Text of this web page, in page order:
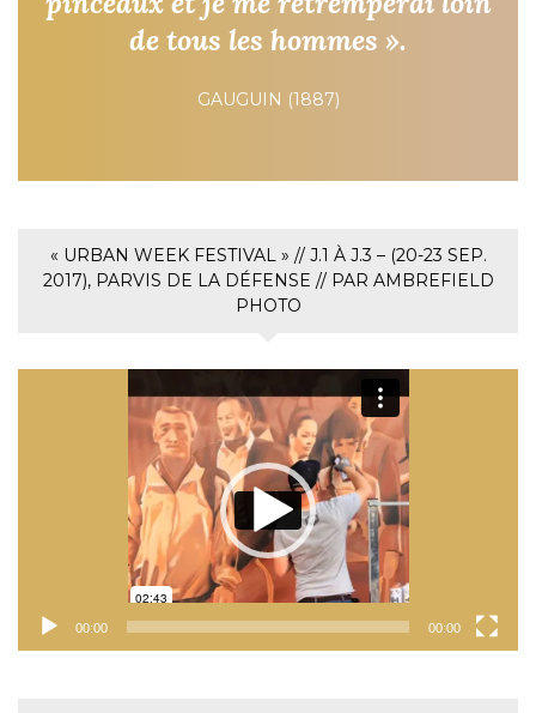
de tous les hommes ».
GAUGUIN (1887)
« URBAN WEEK FESTIVAL » // J.1 À J.3 – (20-23 SEP.
2017), PARVIS DE LA DÉFENSE // PAR AMBREFIELD
PHOTO
00:00 00:00